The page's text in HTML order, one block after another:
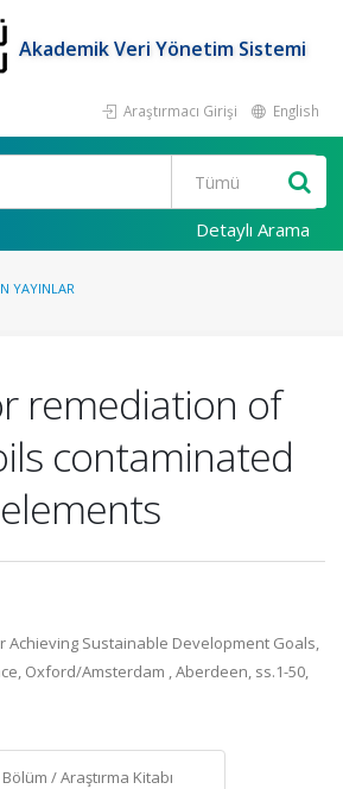
Akademik Veri Yönetim Sistemi
Araştırmacı Girişi English
Detaylı Arama
YAYINLAR
remediation of
contaminated
Achieving Sustainable Development Goals,
Oxford/Amsterdam , Aberdeen, ss.1-50,
/ Araştırma Kitabı